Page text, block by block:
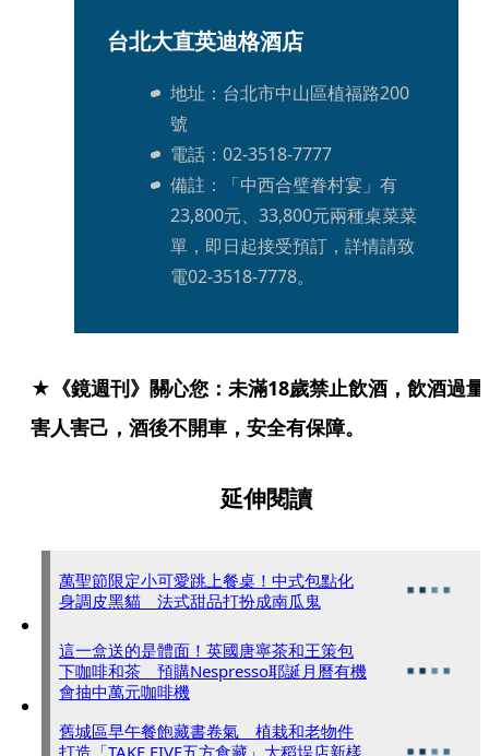
台北大直英迪格酒店
地址：台北市中山區植福路200
號
電話：02-3518-7777
備註：「中西合璧眷村宴」有
23,800元、33,800元兩種桌菜菜
單，即日起接受預訂，詳情請致
電02-3518-7778。
★《鏡週刊》關心您：未滿18歲禁止飲酒，飲酒過量
害人害己，酒後不開車，安全有保障。
延伸閱讀
萬聖節限定小可愛跳上餐桌！中式包點化
身調皮黑貓 法式甜品打扮成南瓜鬼
這一盒送的是體面！英國唐寧茶和王策包
下咖啡和茶 預購Nespresso耶誕月曆有機
會抽中萬元咖啡機
舊城區早午餐飽藏書卷氣 植栽和老物件